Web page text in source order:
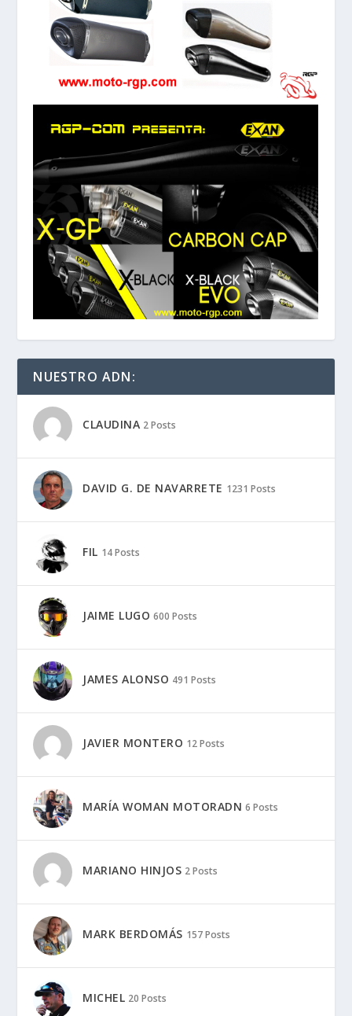
NUESTRO ADN:
CLAUDINA 2 Posts
DAVID G. DE NAVARRETE 1231 Posts
FIL 14 Posts
JAIME LUGO 600 Posts
JAMES ALONSO 491 Posts
JAVIER MONTERO 12 Posts
MARÍA WOMAN MOTORADN 6 Posts
MARIANO HINJOS 2 Posts
MARK BERDOMÁS 157 Posts
MICHEL 20 Posts